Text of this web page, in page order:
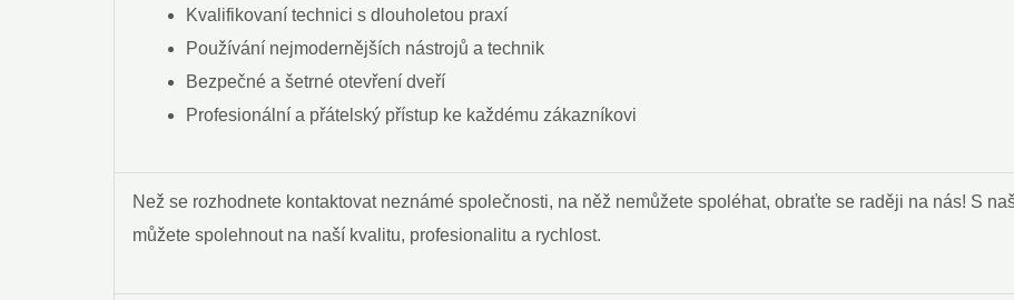
Kvalifikovaní technici s dlouholetou praxí
Používání nejmodernějších‍ nástrojů a ⁢technik
Bezpečné a šetrné otevření dveří
Profesionální a‌ přátelský přístup ke každému zákazníkovi
Než se rozhodnete kontaktovat neznámé⁣ společnosti,‍ na něž nemůžete spoléhat, obraťte se raději na nás!⁤ S
⁣můžete⁢ spolehnout na naší kvalitu, profesionalitu a rychlost.